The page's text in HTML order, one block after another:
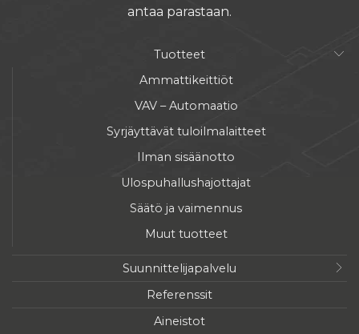
antaa parastaan.
Tuotteet
Ammattikeittiöt
VAV – Automaatio
Syrjäyttävät tuloilmalaitteet
Ilman sisäänotto
Ulospuhallushajottajat
Säätö ja vaimennus
Muut tuotteet
Suunnittelijapalvelu
Referenssit
Aineistot